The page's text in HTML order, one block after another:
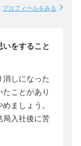
プロフィールをみる
をすること
消しになった
ことがあり
ましょう。
局入社後に苦